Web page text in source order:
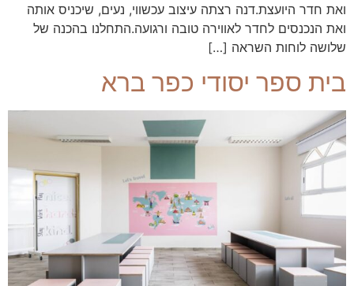
ואת חדר היועצת.דנה רצתה עיצוב עכשווי, נעים, שיכניס אותה
ואת הנכנסים לחדר לאווירה טובה ורגועה.התחלנו בהכנה של
שלושה לוחות השראה […]
בית ספר יסודי כפר ברא